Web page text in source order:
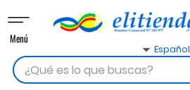
Navegación
de
palanca
Menú
Español
